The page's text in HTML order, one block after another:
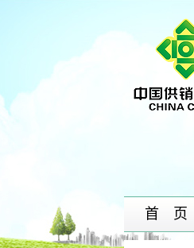
首 页